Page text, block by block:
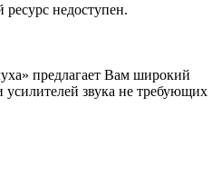
недоступен.
предлагает Вам широкий
звука не требующих